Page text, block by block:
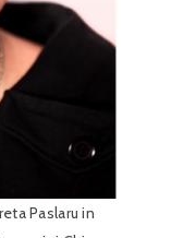
Paslaru in